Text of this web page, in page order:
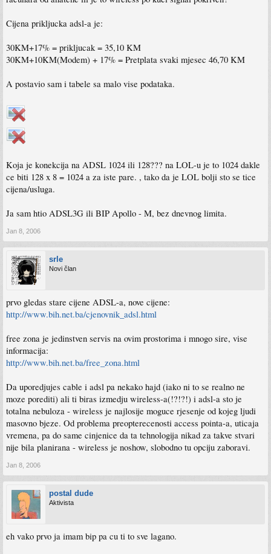
Cijena prikljucka adsl-a je:
30KM+17% = prikljucak = 35,10 KM
30KM+10KM(Modem) + 17% = Pretplata svaki mjesec 46,70 KM
A postavio sam i tabele sa malo vise podataka.
Koja je konekcija na ADSL 1024 ili 128??? na LOL-u je to 1024 dakle
ce biti 128 x 8 = 1024 a za iste pare. , tako da je LOL bolji sto se tice
cijena/usluga.
Ja sam htio ADSL3G ili BIP Apollo - M, bez dnevnog limita.
Jan 8, 2006
srle
Novi član
prvo gledas stare cijene ADSL-a, nove cijene:
http://www.bih.net.ba/cjenovnik_adsl.html
free zona je jedinstven servis na ovim prostorima i mnogo sire, vise
informacija:
http://www.bih.net.ba/free_zona.html
Da uporedjujes cable i adsl pa nekako hajd (iako ni to se realno ne
moze porediti) ali ti biras izmedju wireless-a(!?!?!) i adsl-a sto je
totalna nebuloza - wireless je najlosije moguce rjesenje od kojeg ljudi
masovno bjeze. Od problema preopterecenosti access pointa-a, uticaja
vremena, pa do same cinjenice da ta tehnologija nikad za takve stvari
nije bila planirana - wireless je noshow, slobodno tu opciju zaboravi.
Jan 8, 2006
postal dude
Aktivista
eh vako prvo ja imam bip pa cu ti to sve lagano.